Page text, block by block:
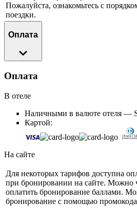
Пожалуйста, ознакомьтесь с
поездки.
Оплата
Оплата
В отеле
Наличными в валюте отеля —
Картой:
На сайте
Для некоторых тарифов доступна
при бронировании на сайте. Можно
оплатить бронирование баллами.
бронирование с помощью